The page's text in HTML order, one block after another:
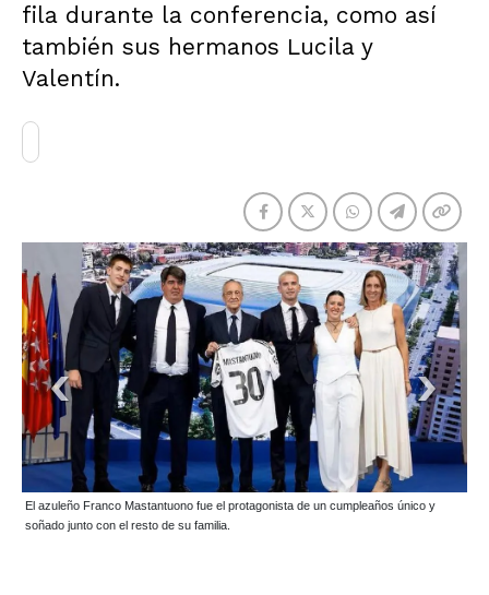
fila durante la conferencia, como así
también sus hermanos Lucila y
Valentín.
El azuleño Franco Mastantuono fue el protagonista de un cumpleaños único y
soñado junto con el resto de su familia.